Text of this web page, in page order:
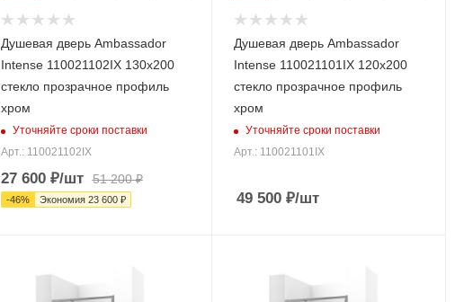
Душевая дверь Ambassador
Intense 110021102IX 130х200
стекло прозрачное профиль
хром
Уточняйте сроки поставки
Арт.: 110021102IX
27 600₽/шт 51 200₽
-46% Экономия 23 600₽
Душевая дверь Ambassador
Intense 110021101IX 120х200
стекло прозрачное профиль
хром
Уточняйте сроки поставки
Арт.: 110021101IX
49 500 ₽/шт